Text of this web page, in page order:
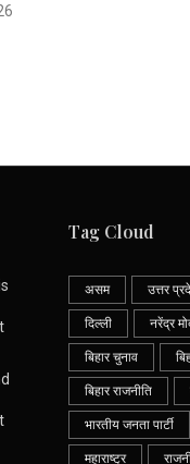
Tag Cloud
असम उत्तर
दिल्ली नरेंद्र
बिहार चुनाव
बिहार राजनीति
भारतीय जनता पार्टी
महाराष्ट्र